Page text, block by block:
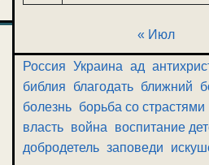
« Июл
Россия Украина ад
библия
благодать ближний
болезнь борьба со страстями
власть война воспитание
добродетель заповеди